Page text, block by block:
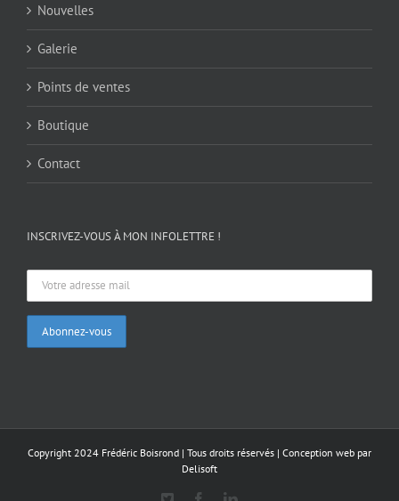
Nouvelles
Galerie
Points de ventes
Boutique
Contact
INSCRIVEZ-VOUS À MON INFOLETTRE !
Copyright 2024 Frédéric Boisrond | Tous droits réservés | Conception web par
Delisoft